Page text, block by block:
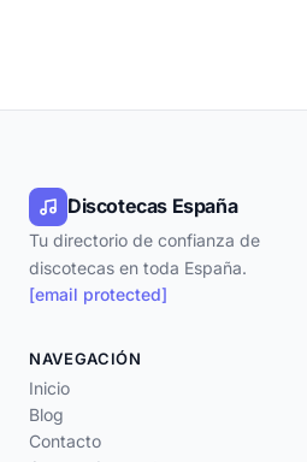
Discotecas España
Tu directorio de confianza de
discotecas en toda España.
[email protected]
NAVEGACIÓN
Inicio
Blog
Contacto